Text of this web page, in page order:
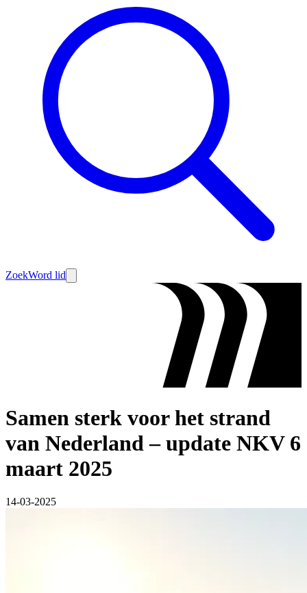
ZoekWord lid
Samen sterk voor het strand
van Nederland – update NKV 6
maart 2025
14-03-2025